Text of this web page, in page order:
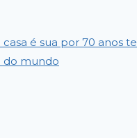
casa é sua por 70 anos
do mundo